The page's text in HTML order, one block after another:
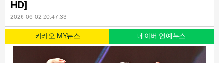
HD]
2026-06-02 20:47:33
카카오 MY뉴스 네이버 연예뉴스